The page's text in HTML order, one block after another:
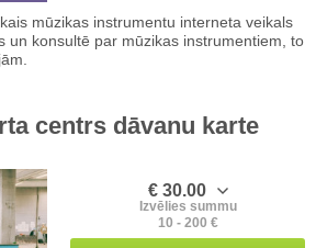
mūzikas instrumentu interneta veikals
un konsultē par mūzikas instrumentiem, to
centrs dāvanu karte
€ 30.00
Izvēlies summu
10 - 200 €